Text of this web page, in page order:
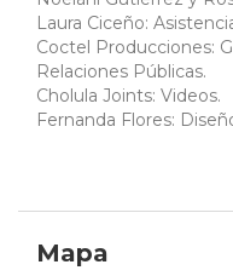
Laura Ciceño:
Coctel Producciones:
Relaciones Públicas.
Cholula Joints: Videos.
Fernanda Flores:
Mapa